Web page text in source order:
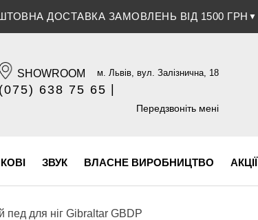
5% ПРИ ОПЛАТІ БАНКІВСЬКОЮ КАРТКОЮ▼
SHOWROOM м. Львів, вул. Залізнична, 18
(075) 638 75 65
(096) 609 84 32
Передзвоніть мені
ЗВУК ВЛАСНЕ ВИРОБНИЦТВО АКЦІЇ
пед для ніг Gibraltar GBDP